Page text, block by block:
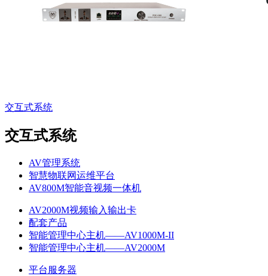
交互式系统
交互式系统
AV管理系统
智慧物联网运维平台
AV800M智能音视频一体机
AV2000M视频输入输出卡
配套产品
智能管理中心主机——AV1000M-II
智能管理中心主机——AV2000M
平台服务器